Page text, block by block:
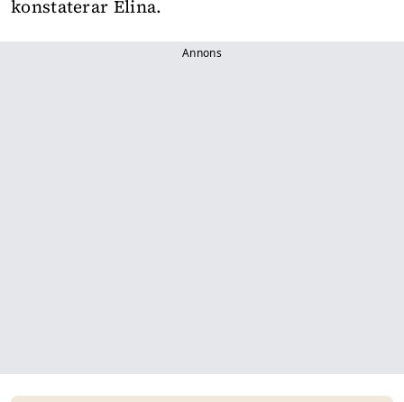
konstaterar Elina.
Annons